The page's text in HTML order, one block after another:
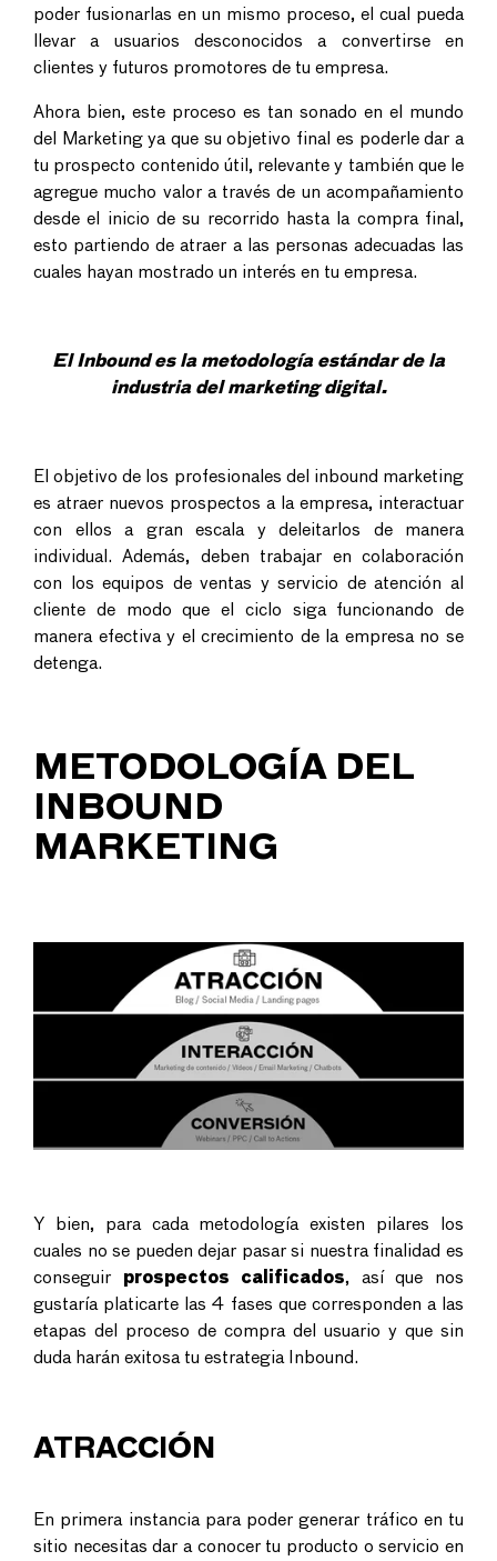
poder fusionarlas en un mismo proceso, el cual pueda
llevar a usuarios desconocidos a convertirse en
clientes y futuros promotores de tu empresa.
Ahora bien, este proceso es tan sonado en el mundo
del Marketing ya que su objetivo final es poderle dar a
tu prospecto contenido útil, relevante y también que le
agregue mucho valor a través de un acompañamiento
desde el inicio de su recorrido hasta la compra final,
esto partiendo de atraer a las personas adecuadas las
cuales hayan mostrado un interés en tu empresa.
El Inbound es la metodología estándar de la
industria del marketing digital.
El objetivo de los profesionales del inbound marketing
es atraer nuevos prospectos a la empresa, interactuar
con ellos a gran escala y deleitarlos de manera
individual. Además, deben trabajar en colaboración
con los equipos de ventas y servicio de atención al
cliente de modo que el ciclo siga funcionando de
manera efectiva y el crecimiento de la empresa no se
detenga.
METODOLOGÍA DEL
INBOUND
MARKETING
Y bien, para cada metodología existen pilares los
cuales no se pueden dejar pasar si nuestra finalidad es
conseguir prospectos calificados, así que nos
gustaría platicarte las 4 fases que corresponden a las
etapas del proceso de compra del usuario y que sin
duda harán exitosa tu estrategia Inbound.
ATRACCIÓN
En primera instancia para poder generar tráfico en tu
sitio necesitas dar a conocer tu producto o servicio en